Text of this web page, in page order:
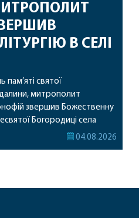
В СЕЛІ
пам’яті святої
митрополит
звершив Божественну
Богородиці села
Перед початком04.08.2026